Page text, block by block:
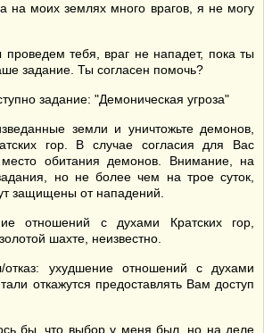
на моих землях много врагов, я не могу
тебя, враг не нападет, пока ты
задание. Ты согласен помочь?
задание: "Демоническая угроза"
земли и уничтожьте демонов,
гор. В случае согласия для Вас
место обитания демонов. Внимание, на
но не более чем на трое суток,
защищены от нападений.
отношений с духами Кратских гор,
шахте, неизвестно.
ухудшение отношений с духами
откажутся предоставлять Вам доступ
бы, что выбор у меня был, но на деле